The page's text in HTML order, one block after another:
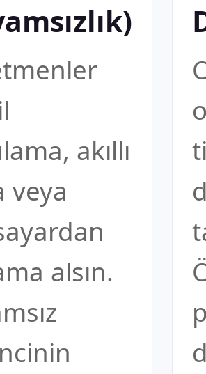
akıllı
veya
alsın.